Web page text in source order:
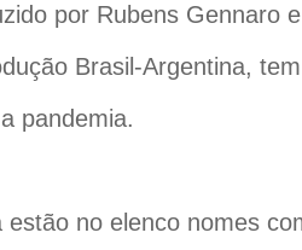
por Rubens Gennaro
Brasil-Argentina,
pandemia.
estão no elenco nomes